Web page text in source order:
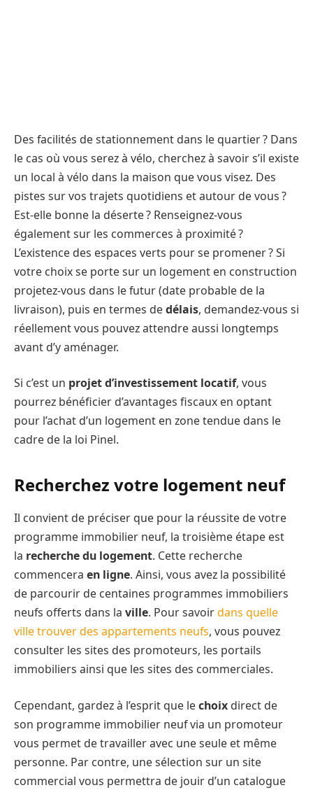
Des facilités de stationnement dans le quartier ? Dans
le cas où vous serez à vélo, cherchez à savoir s’il existe
un local à vélo dans la maison que vous visez. Des
pistes sur vos trajets quotidiens et autour de vous ?
Est-elle bonne la déserte ? Renseignez-vous
également sur les commerces à proximité ?
L’existence des espaces verts pour se promener ? Si
votre choix se porte sur un logement en construction
projetez-vous dans le futur (date probable de la
livraison), puis en termes dedélais, demandez-vous si
réellement vous pouvez attendre aussi longtemps
avant d’y aménager.
Si c’est un projet d’investissement locatif, vous
pourrez bénéficier d’avantages fiscaux en optant
pour l’achat d’un logement en zone tendue dans le
cadre de la loi Pinel.
Recherchez votre logement neuf
Il convient de préciser que pour la réussite de votre
programme immobilier neuf, la troisième étape est
la recherche du logement. Cette recherche
commencera en ligne. Ainsi, vous avez la possibilité
de parcourir de centaines programmes immobiliers
neufs offerts dans la ville. Pour savoirdans quelle
ville trouver des appartements neufs, vous pouvez
consulter les sites des promoteurs, les portails
immobiliers ainsi que les sites des commerciales.
Cependant, gardez à l’esprit que lechoix direct de
son programme immobilier neuf via un promoteur
vous permet de travailler avec une seule et même
personne. Par contre, une sélection sur un site
commercial vous permettra de jouir d’un catalogue